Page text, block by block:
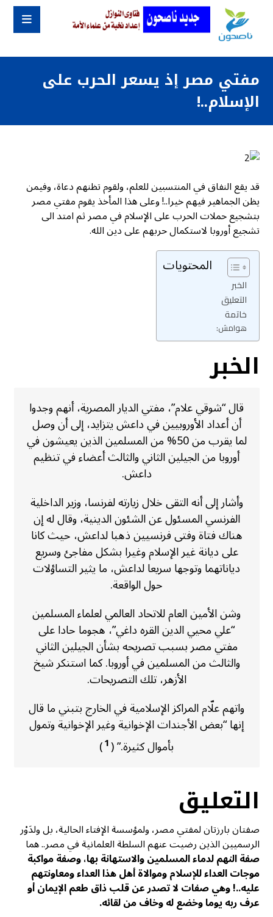
مفتي مصر إذ يسعر الحرب على
الإسلام..!
قد يقع النفاق في المنتسبين للعلم، ولقوم تظنهم دعاة، وفيمن
يظن الجماهير فيهم خيرا..! وعلى هذا المأخذ يقوم مفتي مصر
بتشجيع حملات الحرب على الإسلام في مصر ثم امتد الى
تشجيع أوروبا لاستكمال حربهم على دين الله.
المحتويات
الخبر
التعليق
خاتمة
هوامش:
الخبر
قال “شوقي علام”، مفتي الديار المصرية، أنهم وجدوا
أن أعداد الأوروبيين في داعش يتزايد، إلى أن وصل
لما يقرب من 50% من المسلمين الذين يعيشون في
أوروبا من الجيلين الثاني والثالث أعضاء في تنظيم
داعش.
وأشار إلى أنه التقى خلال زيارته لفرنسا، وزير الداخلية
الفرنسي المسئول عن الشئون الدينية، وقال له إن
هناك فتاة وفتى فرنسيين ذهبا لداعش، حيث كانا
على ديانة غير الإسلام وغيرا بشكل مفاجئ وسريع
دياناتهما وتوجها سريعا لداعش، ما يثير التساؤلات
حول الواقعة.
وشن الأمين العام للاتحاد العالمي لعلماء المسلمين
“علي محيي الدين القره داغي”، هجوما حادا على
مفتي مصر بسبب تصريحه بشأن الجيلين الثاني
والثالث من المسلمين في أوروبا. كما استنكر شيخ
الأزهر، تلك التصريحات.
واتهم علّام المراكز الإسلامية في الخارج بتبني ما قال
إنها “بعض الأجندات الإخوانية وغير الإخوانية وتمول
بأموال كثيرة.” (1
)
التعليق
صفتان بارزتان لمفتي مصر، ولمؤسسة الإفتاء الحالية، بل ولدَوْر
الرسميين الذين رضيت عنهم السلطة العلمانية في مصر.. هما
صفة النهم لدماء المسلمين والاستهانة بها، وصفة مواكبة
موجات العداء للإسلام وموالاة أهل هذا العداء ومعاونتهم
عليه..! وهي صفات لا تصدر عن قلب ذاق طعم الإيمان أو
عرف ربه يوما وخضع له وخاف من لقائه.